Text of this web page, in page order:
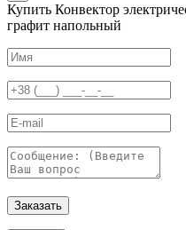
Купить Конвектор
графит напольный
Заказать